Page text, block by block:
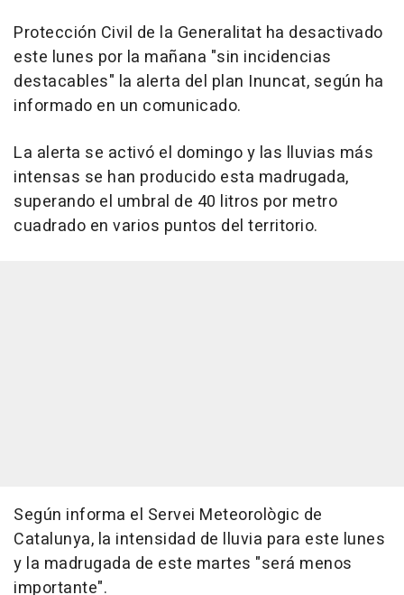
Protección Civil de la Generalitat ha desactivado
este lunes por la mañana "sin incidencias
destacables" la alerta del plan Inuncat, según ha
informado en un comunicado.
La alerta se activó el domingo y las lluvias más
intensas se han producido esta madrugada,
superando el umbral de 40 litros por metro
cuadrado en varios puntos del territorio.
Según informa el Servei Meteorològic de
Catalunya, la intensidad de lluvia para este lunes
y la madrugada de este martes "será menos
importante".